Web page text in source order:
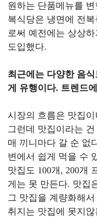
원하는 단품메뉴를
복식당은 냉면에 전복
로써 예전에는 상상
도입했다.
최근에는 다양한 음
게 유행이다. 트렌드
시장의 흐름은 맛집
그런데 맛집이라는
매 끼니마다 갈 순 없
변에서 쉽게 먹을 수
맛집도 100개 , 200개
게는 못 만든다. 맛집
그 맛집을 계량화해
취지는 맛집에 못지